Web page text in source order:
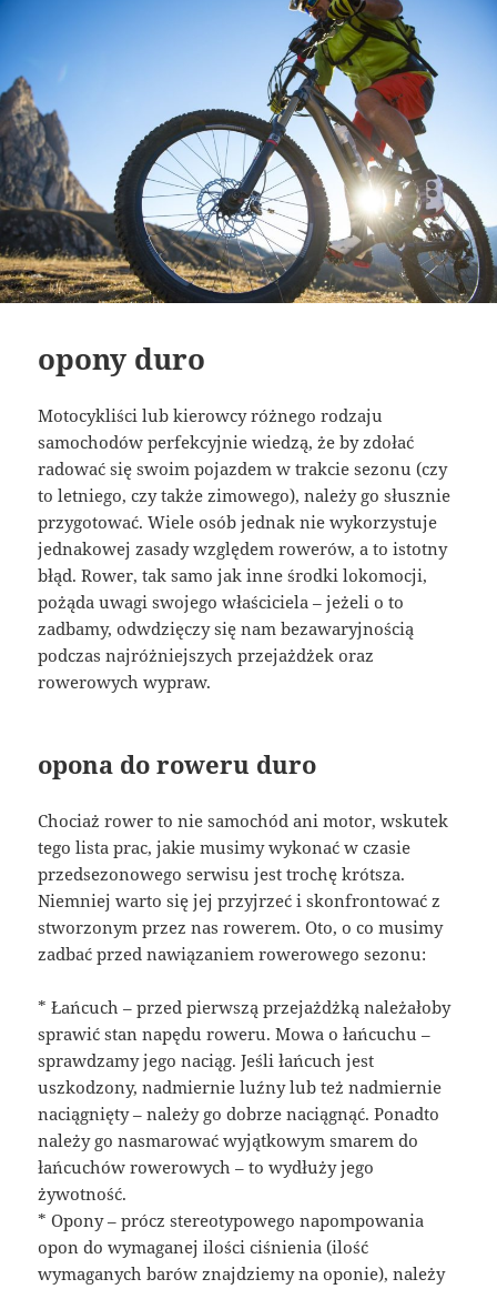
opony duro
Motocykliści lub kierowcy różnego rodzaju
samochodów perfekcyjnie wiedzą, że by zdołać
radować się swoim pojazdem w trakcie sezonu (czy
to letniego, czy także zimowego), należy go słusznie
przygotować. Wiele osób jednak nie wykorzystuje
jednakowej zasady względem rowerów, a to istotny
błąd. Rower, tak samo jak inne środki lokomocji,
pożąda uwagi swojego właściciela – jeżeli o to
zadbamy, odwdzięczy się nam bezawaryjnością
podczas najróżniejszych przejażdżek oraz
rowerowych wypraw.
opona do roweru duro
Chociaż rower to nie samochód ani motor, wskutek
tego lista prac, jakie musimy wykonać w czasie
przedsezonowego serwisu jest trochę krótsza.
Niemniej warto się jej przyjrzeć i skonfrontować z
stworzonym przez nas rowerem. Oto, o co musimy
zadbać przed nawiązaniem rowerowego sezonu:
* Łańcuch – przed pierwszą przejażdżką należałoby
sprawić stan napędu roweru. Mowa o łańcuchu –
sprawdzamy jego naciąg. Jeśli łańcuch jest
uszkodzony, nadmiernie luźny lub też nadmiernie
naciągnięty – należy go dobrze naciągnąć. Ponadto
należy go nasmarować wyjątkowym smarem do
łańcuchów rowerowych – to wydłuży jego
żywotność.
* Opony – prócz stereotypowego napompowania
opon do wymaganej ilości ciśnienia (ilość
wymaganych barów znajdziemy na oponie), należy